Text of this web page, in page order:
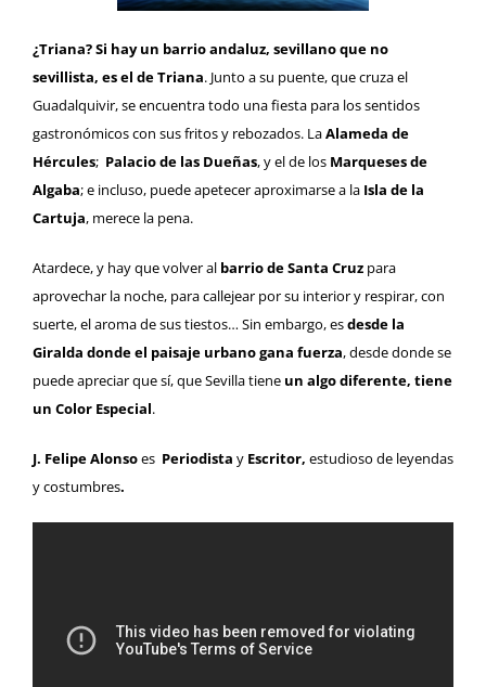
¿Triana?Si hay un barrio andaluz, sevillano que no
sevillista, es el deTriana. Junto a su puente, que cruza el
Guadalquivir, se encuentra todo una fiesta para los sentidos
gastronómicos con sus fritos y rebozados. LaAlameda de
Hércules; Palacio de las Dueñas, y el de los Marqueses de
Algaba; e incluso, puede apetecer aproximarse a la Isla de la
Cartuja, merece la pena.
Atardece, y hay que volver al barrio de Santa Cruz para
aprovechar la noche, para callejear por su interior y respirar, con
suerte, el aroma de sus tiestos… Sin embargo, esdesde la
Giralda donde el paisaje urbano gana fuerza, desde donde se
puede apreciar que sí, que Sevilla tiene un algo diferente, tiene
un Color Especial.
J. Felipe Alonsoes Periodista y Escritor, estudioso de leyendas
y costumbres.